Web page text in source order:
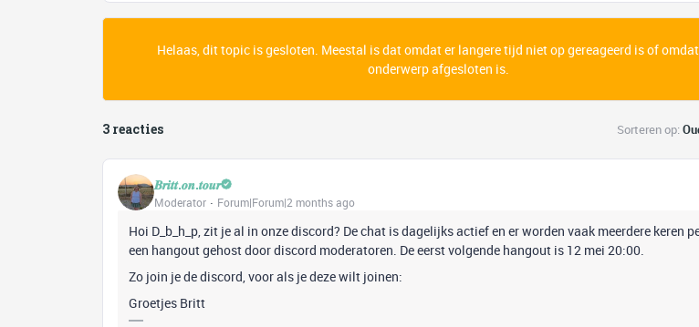
Helaas, dit topic is gesloten. Meestal is dat omdat er langere tijd niet op gereageerd is of
onderwerp afgesloten is.
3 reacties Sorteren op:
𝑩𝒓𝒊𝒕𝒕.𝒐𝒏.𝒕𝒐𝒖𝒓
Moderator Forum|Forum|2 months ago
Hoi D_b_h_p, zit je al in onze discord? De chat is dagelijks actief en er worden vaak meerdere keren
een hangout gehost door discord moderatoren. De eerst volgende hangout is 12 mei 20:00.
Zo join je de discord, voor als je deze wilt joinen:
Groetjes Britt